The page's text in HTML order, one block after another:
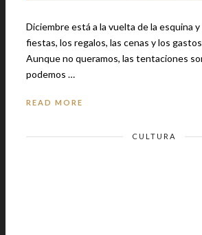
Diciembre está a la vuelta de la esquina
fiestas, los regalos, las cenas y los
Aunque no queramos, las tentaciones
podemos …
READ MORE
CULTURA